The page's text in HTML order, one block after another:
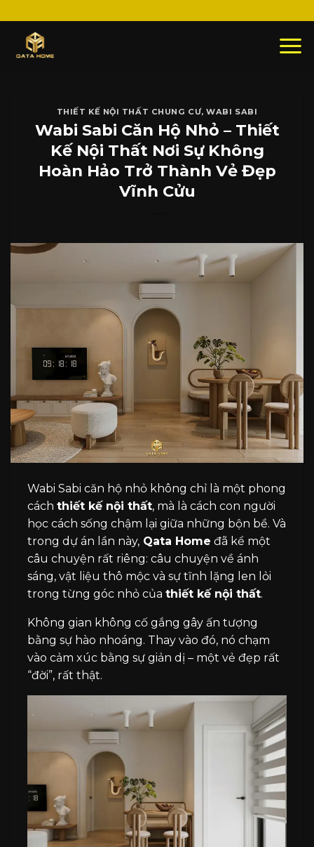
to
content
THIẾT KẾ NỘI THẤT CHUNG CƯ,WABI SABI
Wabi Sabi Căn Hộ Nhỏ – Thiết
Kế Nội Thất Nơi Sự Không
Hoàn Hảo Trở Thành Vẻ Đẹp
Vĩnh Cửu
Wabi Sabi căn hộ nhỏ không chỉ là một phong
cách thiết kế nội thất, mà là cách con người
học cách sống chậm lại giữa những bộn bề. Và
trong dự án lần này, Qata Home đã kể một
câu chuyện rất riêng: câu chuyện về ánh
sáng, vật liệu thô mộc và sự tĩnh lặng len lỏi
trong từng góc nhỏ của thiết kế nội thất.
Không gian không cố gắng gây ấn tượng
bằng sự hào nhoáng. Thay vào đó, nó chạm
vào cảm xúc bằng sự giản dị – một vẻ đẹp rất
“đời”, rất thật.